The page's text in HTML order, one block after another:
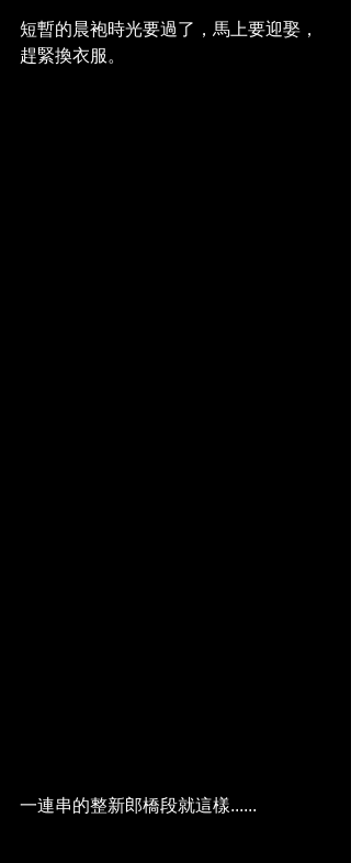
短暫的晨袍時光要過了，馬上要迎娶，
趕緊換衣服。
一連串的整新郎橋段就這樣......